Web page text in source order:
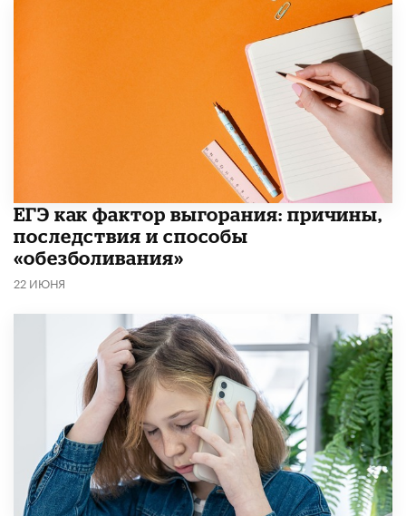
​ЕГЭ как фактор выгорания: причины,
последствия и способы
«обезболивания»
22 ИЮНЯ